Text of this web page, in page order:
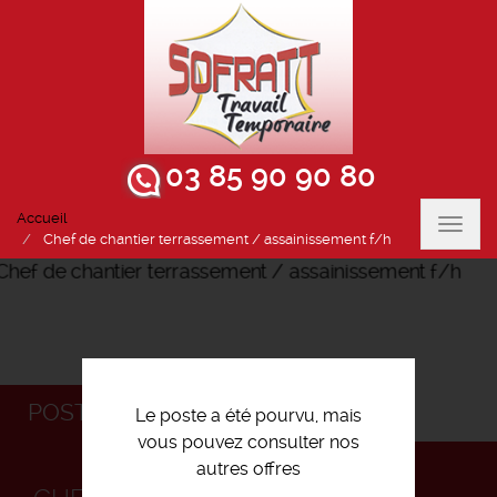
03 85 90 90 80
Accueil
Chef de chantier terrassement / assainissement f/h
Le poste a été pourvu, mais
vous pouvez consulter nos
autres offres
POSTULEZ